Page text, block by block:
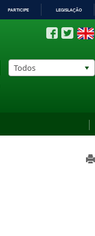
PARTICIPE LEGISLAÇÃO
Todos